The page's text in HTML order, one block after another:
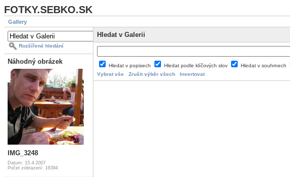
FOTKY.SEBKO.SK
Gallery
Rozšířené hledání
Náhodný obrázek
IMG_3248
Datum: 15.4.2007
Počet zobrazení: 16394
Hledat v Galerii
Hledat v popisech Hledat podle klíčových slov Hledat v souhrnech
Vybrat vše
Zrušit výběr všech Invertovat